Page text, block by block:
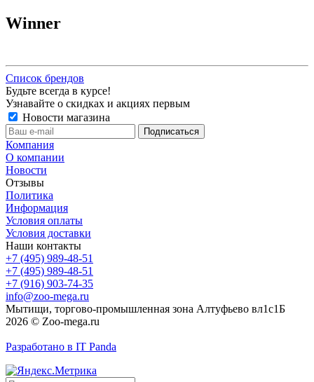
Winner
Список брендов
Будьте всегда в курсе!
Узнавайте о скидках и акциях первым
Новости магазина
Компания
О компании
Новости
Отзывы
Политика
Информация
Условия оплаты
Условия доставки
Наши контакты
+7 (495) 989-48-51
+7 (495) 989-48-51
+7 (916) 903-74-35
info@zoo-mega.ru
Мытищи, торгово-промышленная зона Алтуфьево вл1с1Б
2026 © Zoo-mega.ru
Разработано в IT Panda